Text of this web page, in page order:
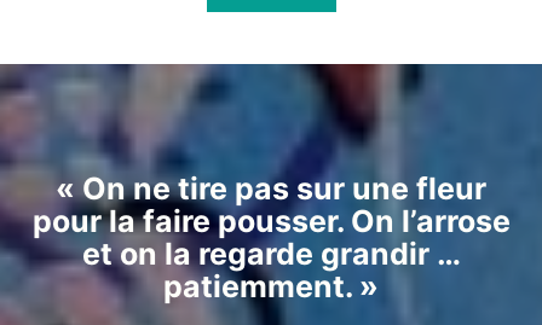
« On ne tire pas sur une fleur
pour la faire pousser. On l’arrose
et on la regarde grandir …
patiemment. »